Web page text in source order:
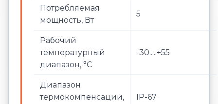
Потребляемая
мощность, Вт
5
Рабочий
температурный
диапазон, °С
-30.....+55
Диапазон
термокомпенсации,
IP-67